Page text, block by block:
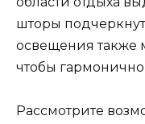
шторы
освещения также
чтобы
Рассмотрите